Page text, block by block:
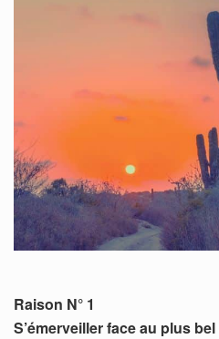
Raison N° 1
S’émerveiller face au plus